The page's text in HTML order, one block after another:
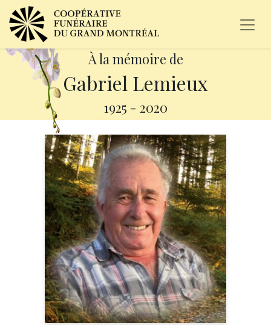
À la mémoire de
Gabriel Lemieux
1925 - 2020